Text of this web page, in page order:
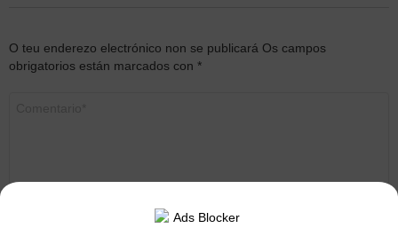
O teu enderezo electrónico non se publicará Os campos
obrigatorios están marcados con *